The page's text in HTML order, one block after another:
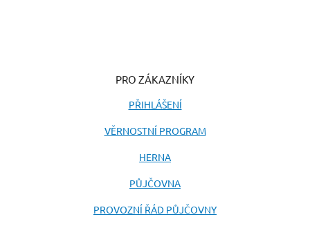
PRO ZÁKAZNÍKY
PŘIHLÁŠENÍ
VĚRNOSTNÍ PROGRAM
HERNA
PŮJČOVNA
PROVOZNÍ ŘÁD PŮJČOVNY